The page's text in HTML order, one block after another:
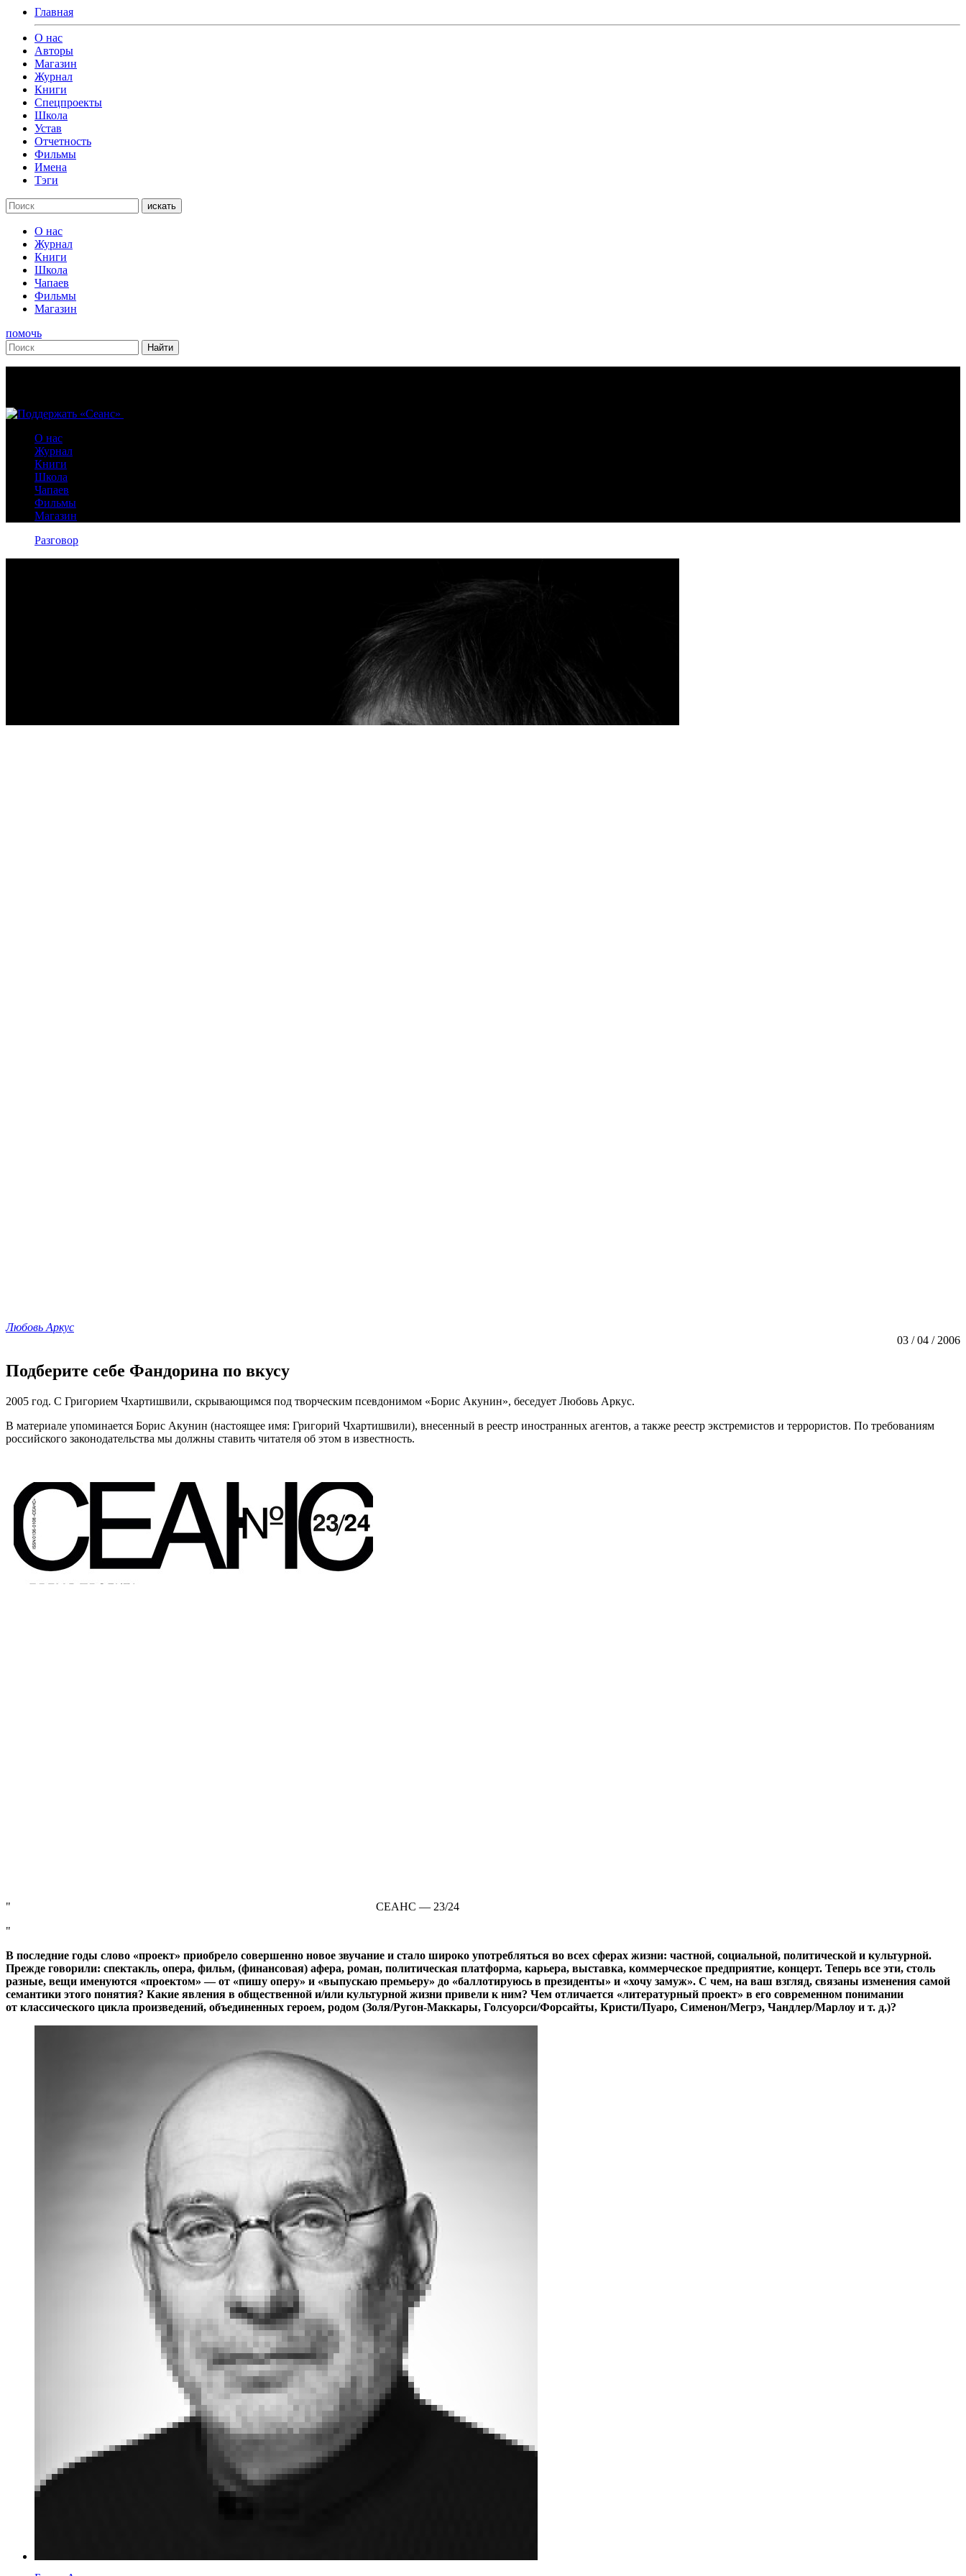
Главная
О нас
Авторы
Магазин
Журнал
Книги
Спецпроекты
Школа
Устав
Отчетность
Фильмы
Имена
Тэги
искать
О нас
Журнал
Книги
Школа
Чапаев
Фильмы
Магазин
помочь
О нас
Журнал
Книги
Школа
Чапаев
Фильмы
Магазин
Разговор
Любовь Аркус
03 / 04 / 2006
Подберите себе Фандорина по вкусу
2005 год. С Григорием Чхартишвили, скрывающимся под творческим псевдонимом «Борис Акунин», беседует Любовь Аркус.
В материале упоминается Борис Акунин (настоящее имя: Григорий Чхартишвили), внесенный в реестр иностранных агентов, а также реестр экстремистов и террористов. По требованиям
российского законодательства мы должны ставить читателя об этом в известность.
СЕАНС — 23/24
В последние годы слово «проект» приобрело совершенно новое звучание и стало широко употребляться во всех сферах жизни: частной, социальной, политической и культурной.
Прежде говорили: спектакль, опера, фильм, (финансовая) афера, роман, политическая платформа, карьера, выставка, коммерческое предприятие, концерт. Теперь все эти, столь
разные, вещи именуются «проектом» — от «пишу оперу» и «выпускаю премьеру» до «баллотируюсь в президенты» и «хочу замуж». С чем, на ваш взгляд, связаны изменения самой
семантики этого понятия? Какие явления в общественной и/или культурной жизни привели к ним? Чем отличается «литературный проект» в его современном понимании
от классического цикла произведений, объединенных героем, родом (Золя/Ругон-Маккары, Голсуорси/Форсайты, Кристи/Пуаро, Сименон/Мегрэ, Чандлер/Марлоу и т. д.)?